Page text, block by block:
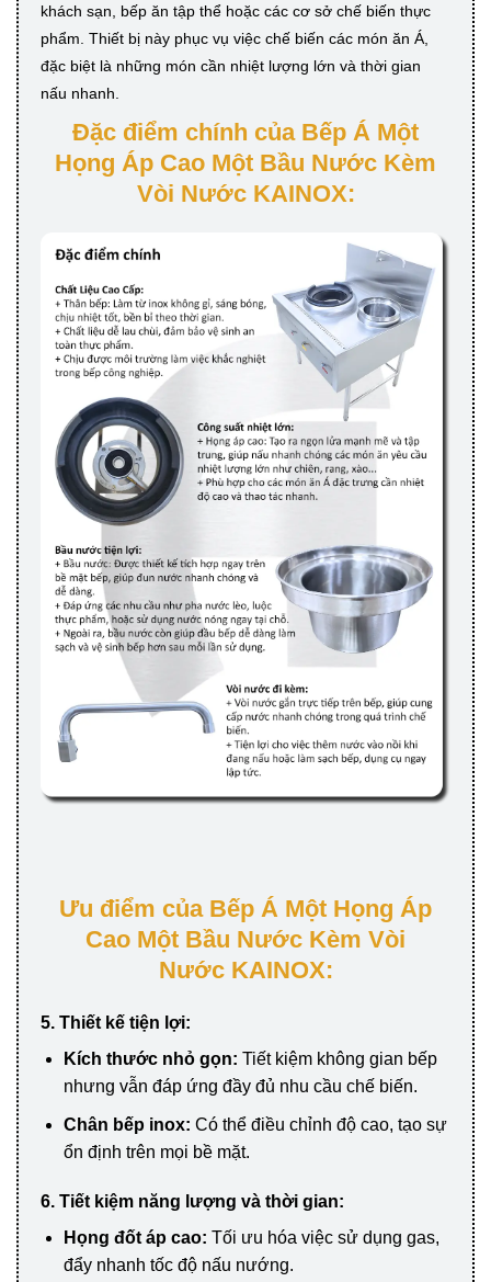
khách sạn, bếp ăn tập thể hoặc các cơ sở chế biến thực
phẩm. Thiết bị này phục vụ việc chế biến các món ăn Á,
đặc biệt là những món cần nhiệt lượng lớn và thời gian
nấu nhanh.
Đặc điểm chính của Bếp Á Một
Họng Áp Cao Một Bầu Nước Kèm
Vòi Nước KAINOX:
Ưu điểm của Bếp Á Một Họng Áp
Cao Một Bầu Nước Kèm Vòi
Nước KAINOX:
5. Thiết kế tiện lợi:
Kích thước nhỏ gọn: Tiết kiệm không gian bếp
nhưng vẫn đáp ứng đầy đủ nhu cầu chế biến.
Chân bếp inox: Có thể điều chỉnh độ cao, tạo sự
ổn định trên mọi bề mặt.
6. Tiết kiệm năng lượng và thời gian:
Họng đốt áp cao: Tối ưu hóa việc sử dụng gas,
đẩy nhanh tốc độ nấu nướng.